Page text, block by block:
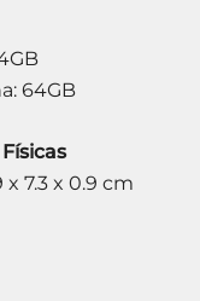
64GB
x 7.3 x 0.9 cm